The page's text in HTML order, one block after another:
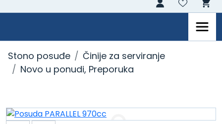
Stono posuđe
Činije za serviranje
Novo u ponudi, Preporuka